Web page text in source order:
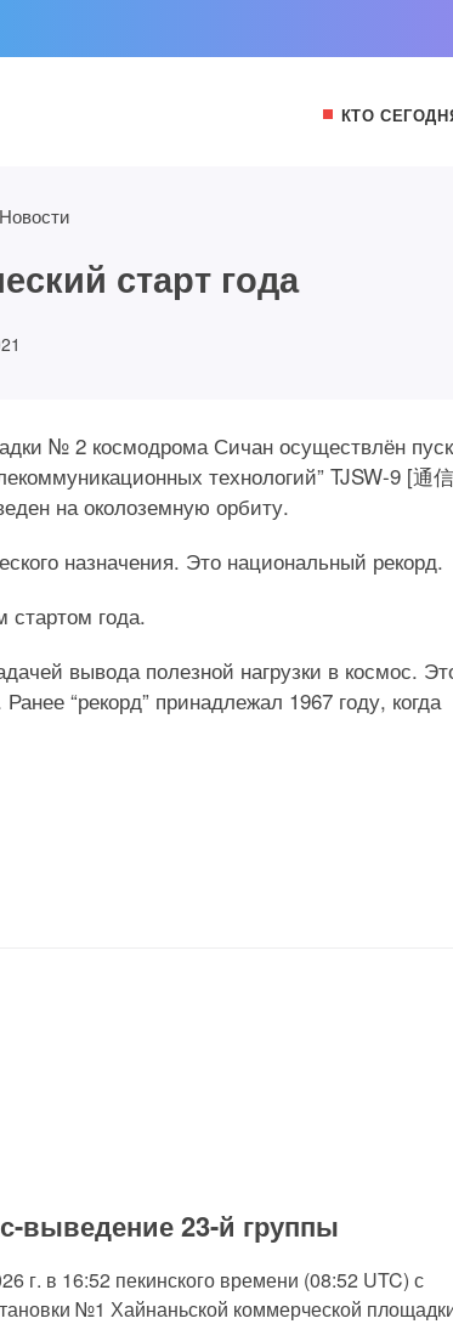
КТО
Новости
старт года
№ 2 космодрома Сичан осуществлён
технологий” TJSW-9 [通
на околоземную орбиту.
назначения. Это национальный рекорд.
стартом года.
вывода полезной нагрузки в космос.
“рекорд” принадлежал 1967 году, когда
выведение 23-й группы
г. в 16:52 пекинского времени (08:52 UTC) с
№1 Хайнаньской коммерческой